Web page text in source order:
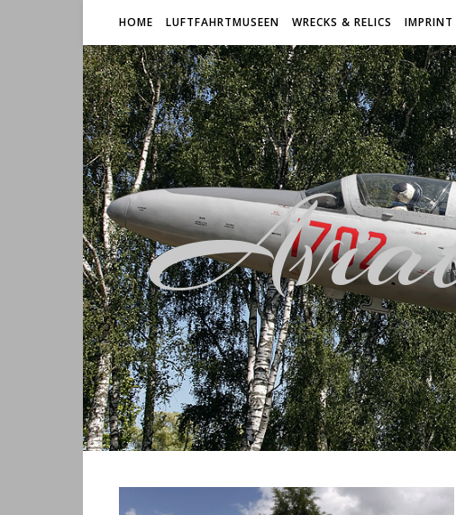
HOME LUFTFAHRTMUSEEN WRECKS & RELICS IMPRINT